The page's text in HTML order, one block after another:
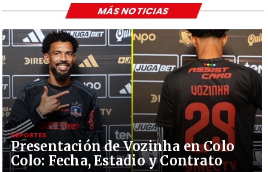
Presentación de Vozinha en Colo
Colo: Fecha, Estadio y Contrato
DEPORTES
MÁS NOTICIAS